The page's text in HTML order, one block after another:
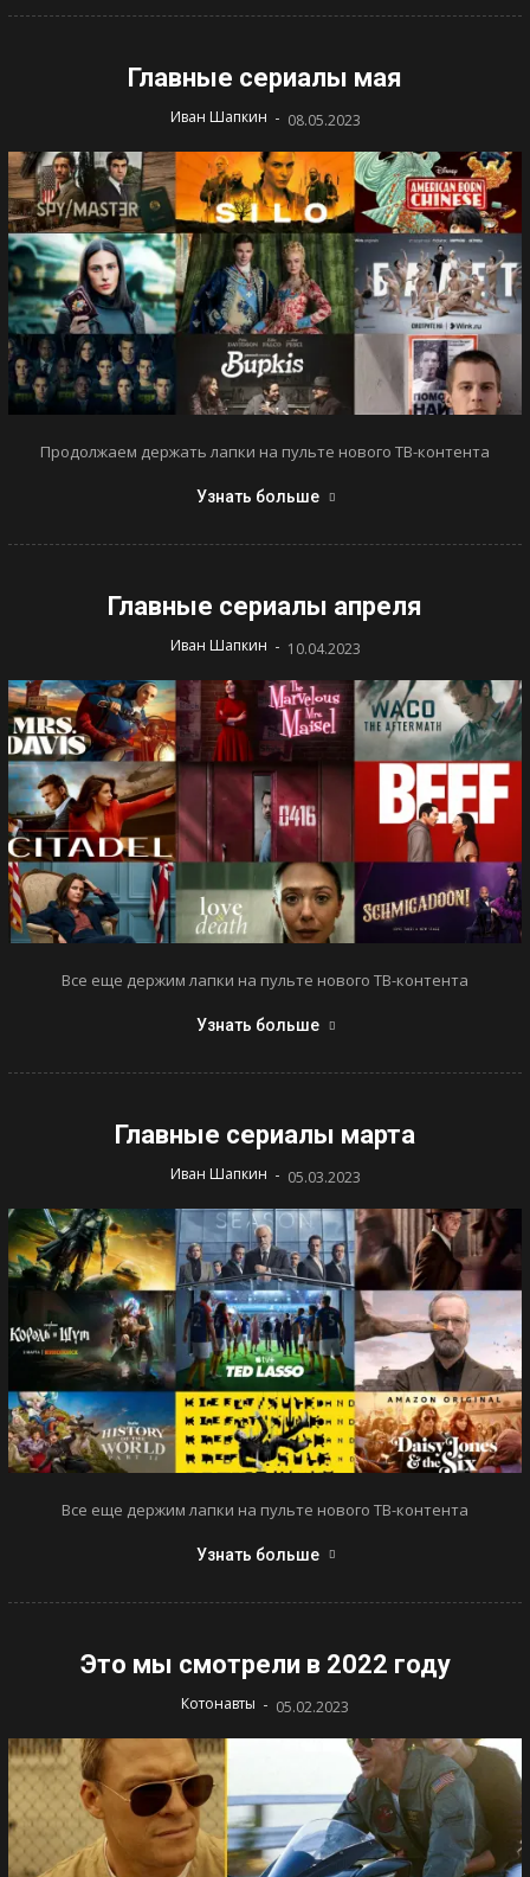
Главные сериалы мая
Иван Шапкин - 08.05.2023
Продолжаем держать лапки на пульте нового ТВ-контента
Узнать больше
Главные сериалы апреля
Иван Шапкин - 10.04.2023
Все еще держим лапки на пульте нового ТВ-контента
Узнать больше
Главные сериалы марта
Иван Шапкин - 05.03.2023
Все еще держим лапки на пульте нового ТВ-контента
Узнать больше
Это мы смотрели в 2022 году
Котонавты - 05.02.2023